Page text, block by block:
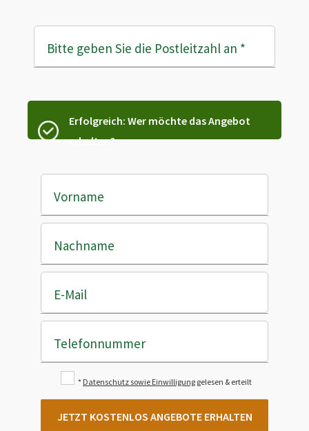
Bitte geben Sie die Postleitzahl an *
Erfolgreich: Wer möchte das Angebot
erhalten?
Vorname
Nachname
E-Mail
Telefonnummer
* Datenschutz sowie Einwilligung gelesen & erteilt
JETZT KOSTENLOS ANGEBOTE ERHALTEN